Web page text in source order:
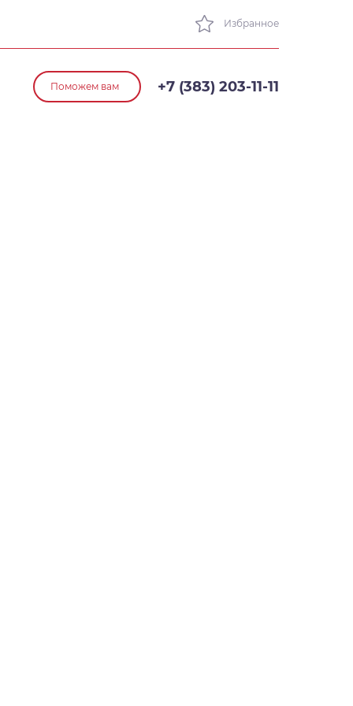
Избранное
Поможем вам +7 (383) 203-11-11